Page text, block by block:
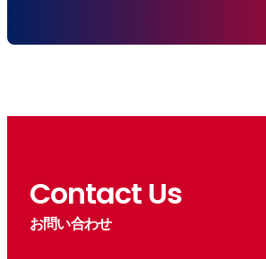
Contact Us
お問い合わせ